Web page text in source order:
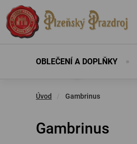
OBLEČENÍ A DOPLŇKY
Úvod Gambrinus
Gambrinus